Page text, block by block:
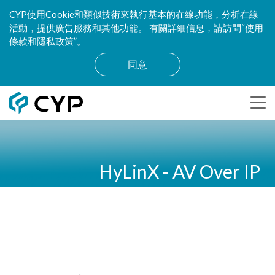
CYP使用Cookie和類似技術來執行基本的在線功能，分析在線
活動，提供廣告服務和其他功能。 有關詳細信息，請訪問“使用
條款和隱私政策”。
同意
HyLinX - AV Over IP